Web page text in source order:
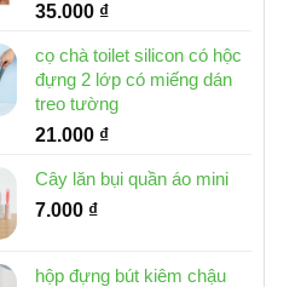
35.000 ₫
cọ chà toilet silicon có hộc
đựng 2 lớp có miếng dán
treo tường
21.000 ₫
Cây lăn bụi quần áo mini
7.000 ₫
hộp đựng bút kiêm chậu